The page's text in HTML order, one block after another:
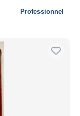
Professionnel